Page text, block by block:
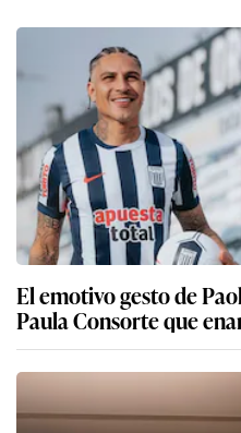
El emotivo gesto de
Paula Consorte que